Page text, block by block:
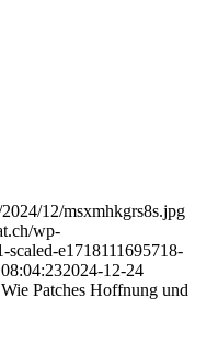
12/msxmhkgrs8s.jpg
wp-
scaled-e1718111695718-
2024-12-24
Patches Hoffnung und